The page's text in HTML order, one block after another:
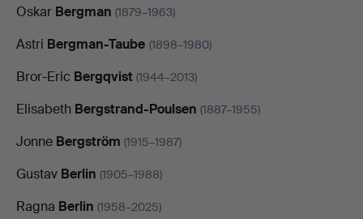
Oskar Bergman (1879–1963)
Astri Bergman-Taube (1898–1980)
Bror-Eric Bergqvist (1944–2013)
Elisabeth Bergstrand-Poulsen (1887–1955)
Jonne Bergström (1915–1987)
Gustav Berlin (1905–1988)
Ragna Berlin (1958–2025)